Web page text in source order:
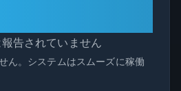
合でも、当社のステータストラッ
とネットワーク状況に関する正
ます。
告されていません
ん。システムはスムーズに稼働